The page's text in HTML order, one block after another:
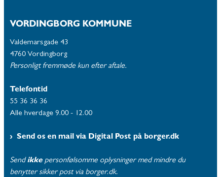
VORDINGBORG KOMMUNE
Valdemarsgade 43
4760 Vordingborg
Personligt fremmøde kun efter aftale.
Telefontid
55 36 36 36
Alle hverdage 9.00 - 12.00
Send os en mail via Digital Post på borger.dk
Send ikke personfølsomme oplysninger med mindre du
benytter sikker post via borger.dk.